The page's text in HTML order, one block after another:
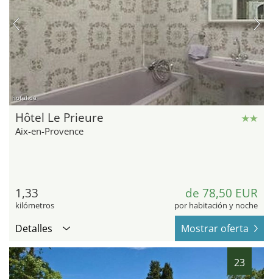
hotel.de
Hôtel Le Prieure
Aix-en-Provence
1,33
kilómetros
de 78,50 EUR
por habitación y noche
Detalles Mostrar oferta
23